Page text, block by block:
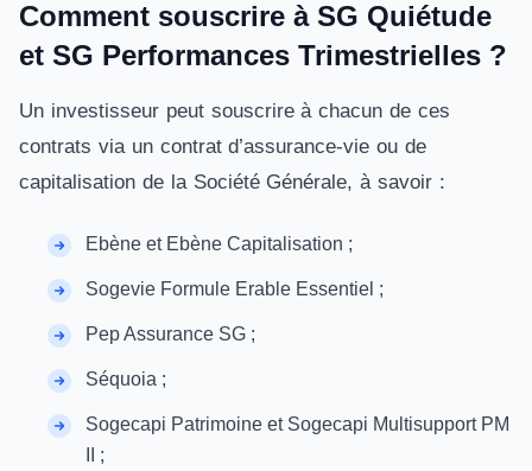
Comment souscrire à SG Quiétude
et SG Performances Trimestrielles ?
Un investisseur peut souscrire à chacun de ces
contrats via un contrat d’assurance-vie ou de
capitalisation de la Société Générale, à savoir :
Ebène et Ebène Capitalisation ;
Sogevie Formule Erable Essentiel ;
Pep Assurance SG ;
Séquoia ;
Sogecapi Patrimoine et Sogecapi Multisupport PM
II ;